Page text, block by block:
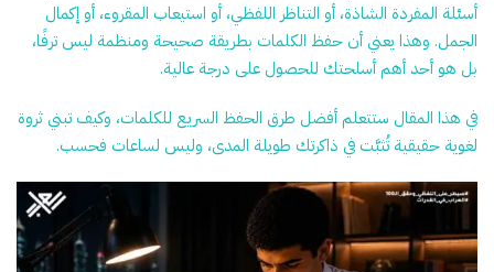
أسئلة المفردة الشاذة، أو التناظر اللفظي، أو استيعاب المقروء، أو إكمال
الجمل. وهذا يعني أن حفظ الكلمات بطريقة صحيحة ومنظمة ليس ترفًا،
بل هو أحد أهم أسلحتك للحصول على درجة عالية.
في هذا المقال ستتعلم أفضل طرق الحفظ السريع للكلمات، وكيف تبني ثروة
لغوية حقيقية تُثبَّت في ذاكرتك طويلة المدى، وليس لساعات فحسب.